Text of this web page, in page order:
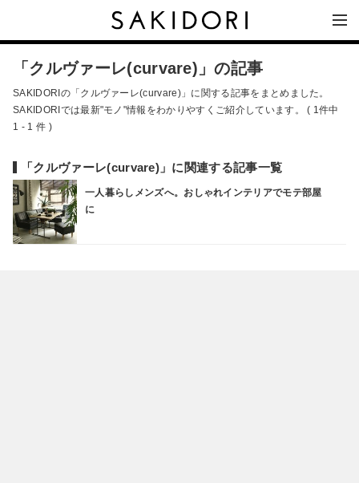
「クルヴァーレ(curvare)」の記事
SAKIDORIの「クルヴァーレ(curvare)」に関する記事をまとめました。
SAKIDORIでは最新"モノ"情報をわかりやすくご紹介しています。 ( 1件中
1 - 1 件 )
「クルヴァーレ(curvare)」に関連する記事一覧
一人暮らしメンズへ。おしゃれインテリアでモテ部屋
に